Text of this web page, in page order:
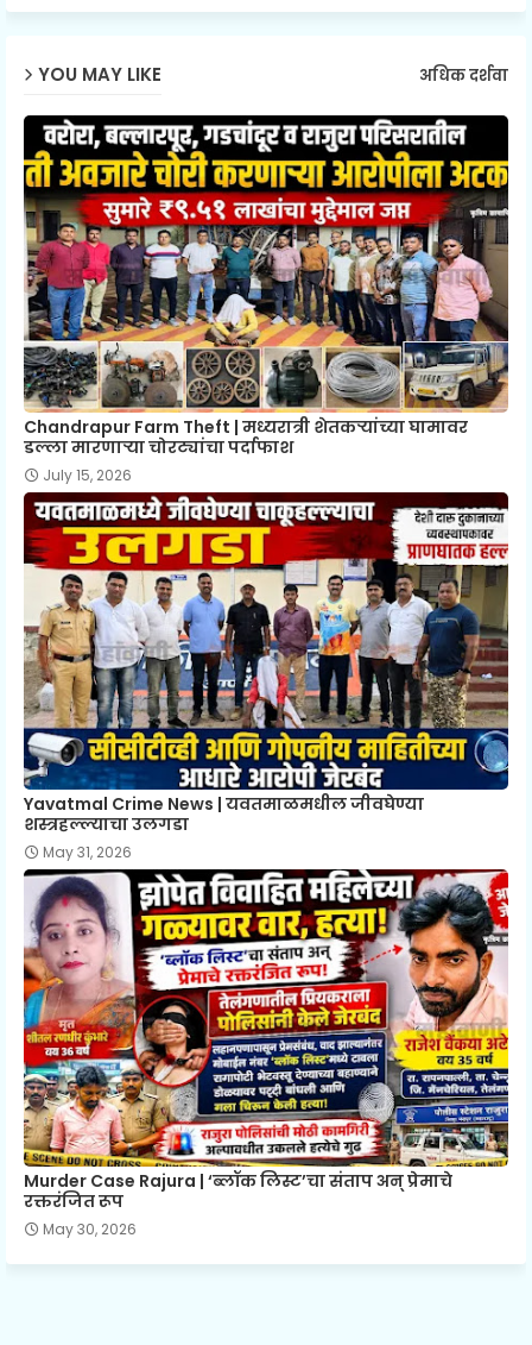
YOU MAY LIKE अधिक दर्शवा
Chandrapur Farm Theft | मध्यरात्री शेतकऱ्यांच्या घामावर
डल्ला मारणाऱ्या चोरट्यांचा पर्दाफाश
July 15, 2026
Yavatmal Crime News | यवतमाळमधील जीवघेण्या
शस्त्रहल्ल्याचा उलगडा
May 31, 2026
Murder Case Rajura | ‘ब्लॉक लिस्ट’चा संताप अन् प्रेमाचे
रक्तरंजित रूप
May 30, 2026